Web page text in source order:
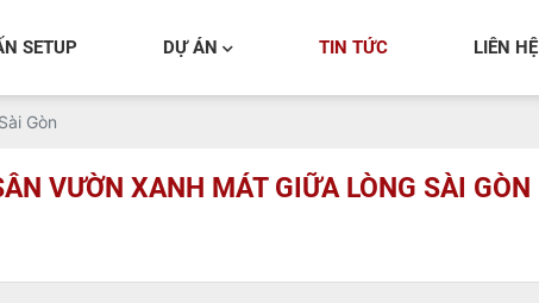
SETUP DỰ ÁN TIN TỨC LIÊN HỆ
Gòn
VƯỜN XANH MÁT GIỮA LÒNG SÀI GÒN